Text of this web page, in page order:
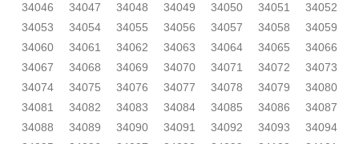
34046
34047 34048 34049 34050 34051
34052
34053
34054 34055 34056 34057 34058
34059
34060
34061 34062 34063 34064 34065
34066
34067
34068 34069 34070 34071 34072
34073
34074
34075 34076 34077 34078 34079
34080
34081
34082 34083 34084 34085 34086
34087
34088
34089 34090 34091 34092 34093
34094